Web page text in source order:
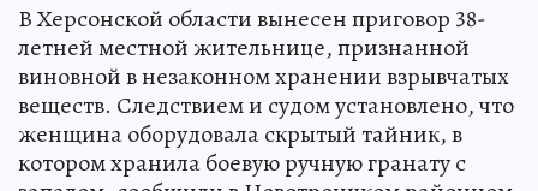
В Херсонской области вынесен приговор 38-
летней местной жительнице, признанной
виновной в незаконном хранении взрывчатых
веществ. Следствием и судом установлено, что
женщина оборудовала скрытый тайник, в
котором хранила боевую ручную гранату с